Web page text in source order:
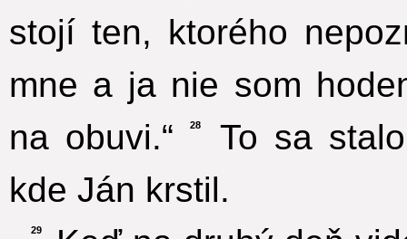
stojí ten, ktorého
mne a ja nie som
na obuvi.“
28
To sa
kde Ján krstil.
29